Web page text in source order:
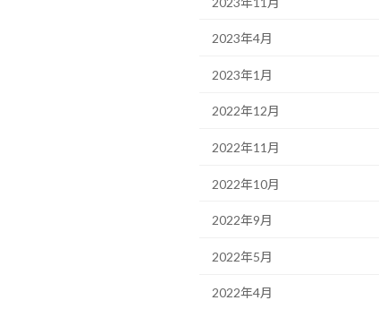
2023年4月
2023年1月
2022年12月
2022年11月
2022年10月
2022年9月
2022年5月
2022年4月